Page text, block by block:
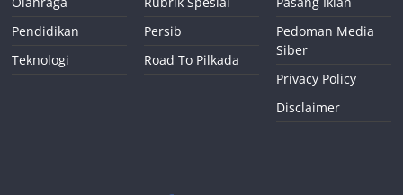
Pendidikan
Teknologi
Persib
Road To Pilkada
Pedoman Media
Siber
Privacy Policy
Disclaimer